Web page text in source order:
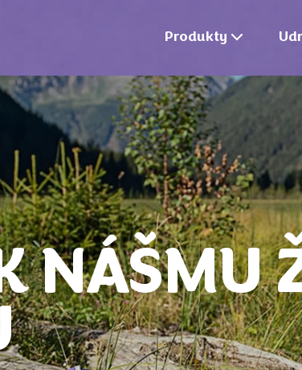
Produkty
NÁŠMU